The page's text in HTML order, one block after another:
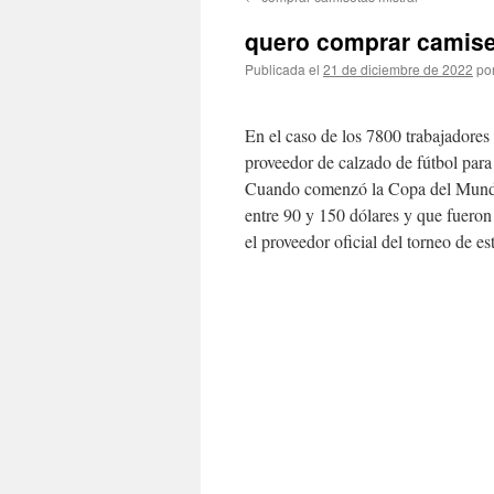
contenido
quero comprar
Publicada el 21 de diciembre de 2022
En el caso de los 7800
proveedor de calzado de fútbol
Cuando comenzó la Copa del
entre 90 y 150 dólares y que
el proveedor oficial del torneo de